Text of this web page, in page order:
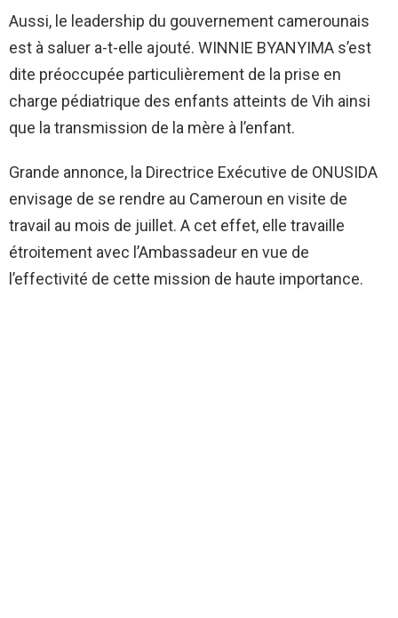
Aussi, le leadership du gouvernement camerounais
est à saluer a-t-elle ajouté. WINNIE BYANYIMA s’est
dite préoccupée particulièrement de la prise en
charge pédiatrique des enfants atteints de Vih ainsi
que la transmission de la mère à l’enfant.
Grande annonce, la Directrice Exécutive de ONUSIDA
envisage de se rendre au Cameroun en visite de
travail au mois de juillet. A cet effet, elle travaille
étroitement avec l’Ambassadeur en vue de
l’effectivité de cette mission de haute importance.